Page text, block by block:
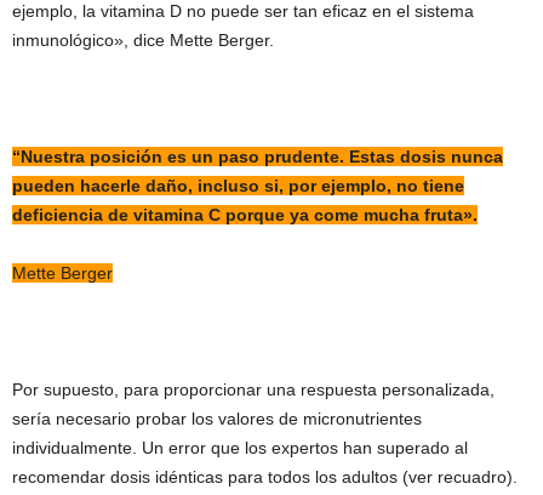
ejemplo, la vitamina D no puede ser tan eficaz en el sistema
inmunológico», dice Mette Berger.
“Nuestra posición es un paso prudente. Estas dosis nunca
pueden hacerle daño, incluso si, por ejemplo, no tiene
deficiencia de vitamina C porque ya come mucha fruta».
Mette Berger
Por supuesto, para proporcionar una respuesta personalizada,
sería necesario probar los valores de micronutrientes
individualmente. Un error que los expertos han superado al
recomendar dosis idénticas para todos los adultos (ver recuadro).